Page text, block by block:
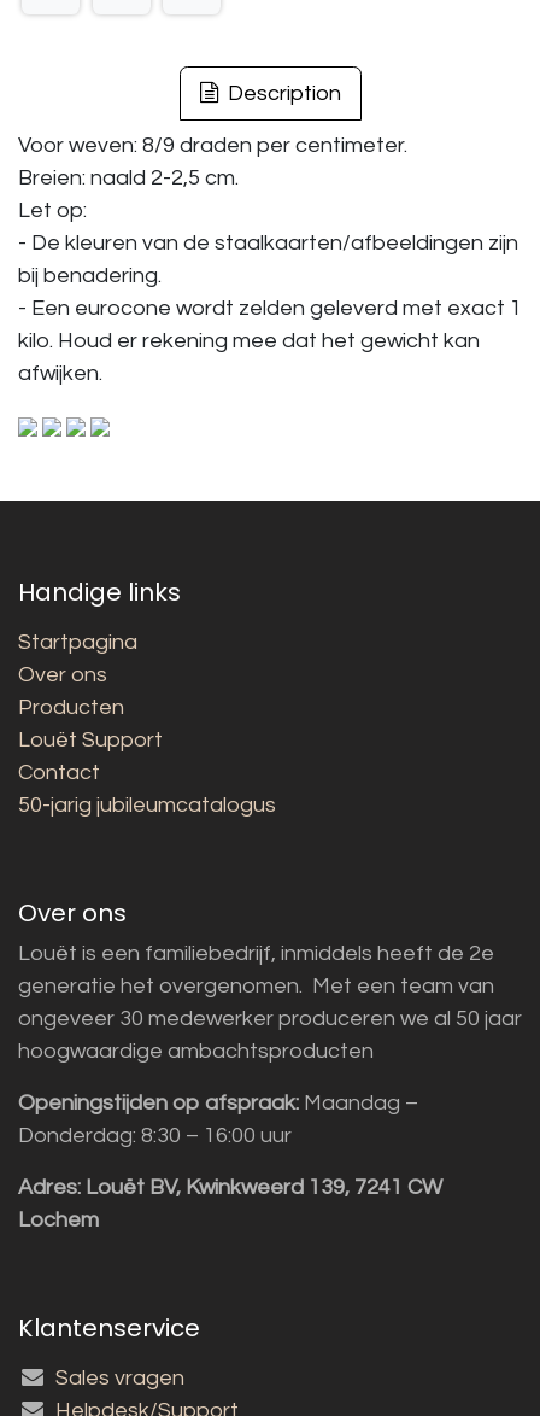
Description
Voor weven: 8/9 draden per centimeter.
Breien: naald 2-2,5 cm.
Let op:
- De kleuren van de staalkaarten/afbeeldingen zijn
bij benadering.
- Een eurocone wordt zelden geleverd met exact 1
kilo. Houd er rekening mee dat het gewicht kan
afwijken.
Handige links
Startpagina
Over ons
Producten
Louët Support
Contact
50-jarig jubileumcatalogus
Over ons
Louët is een familiebedrijf, inmiddels heeft de 2e
generatie het overgenomen. Met een team van
ongeveer 30 medewerker produceren we al 50 jaar
hoogwaardige ambachtsproducten
Openingstijden op afspraak: Maandag –
Donderdag: 8:30 – 16:00 uur
Adres: Louët BV, Kwinkweerd 139, 7241 CW
Lochem
Klantenservice
Sales vragen
Helpdesk/Support